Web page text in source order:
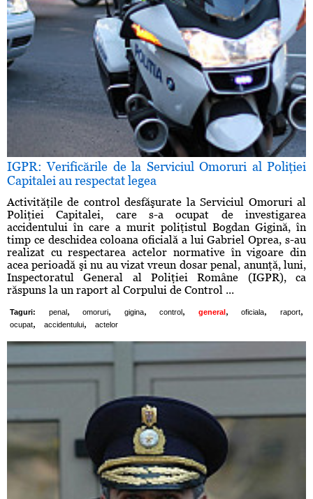
IGPR: Verificările de la Serviciul Omoruri al Poliţiei
Capitalei au respectat legea
Activităţile de control desfăşurate la Serviciul Omoruri al
Poliţiei Capitalei, care s-a ocupat de investigarea
accidentului în care a murit poliţistul Bogdan Gigină, în
timp ce deschidea coloana oficială a lui Gabriel Oprea, s-au
realizat cu respectarea actelor normative în vigoare din
acea perioadă şi nu au vizat vreun dosar penal, anunţă, luni,
Inspectoratul General al Poliţiei Române (IGPR), ca
răspuns la un raport al Corpului de Control ...
Taguri: penal, omoruri, gigina, control , general, oficiala, raport,
ocupat, accidentului, actelor